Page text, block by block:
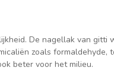
De nagellak van gitti
zoals formaldehyde,
beter voor het milieu.